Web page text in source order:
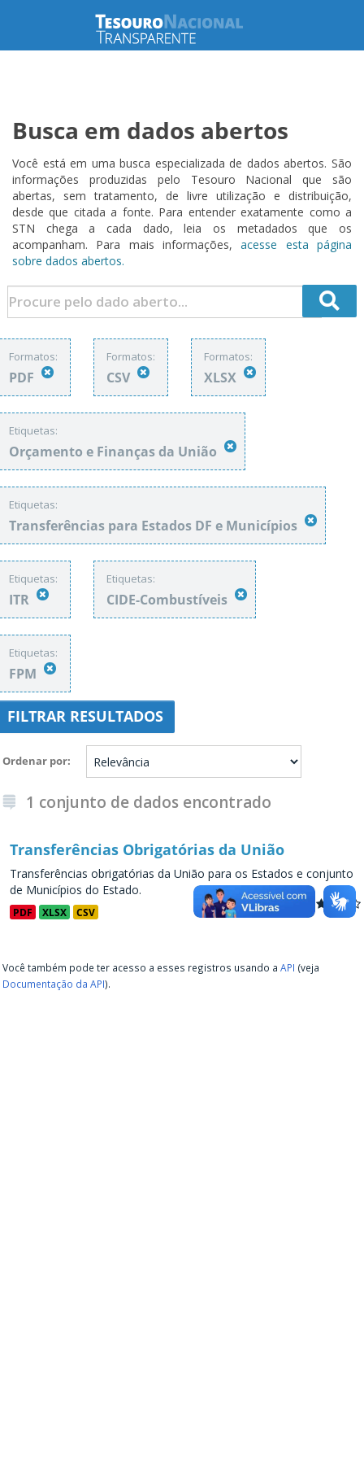
Busca em dados abertos
Você está em uma busca especializada de dados abertos. São
informações produzidas pelo Tesouro Nacional que são
abertas, sem tratamento, de livre utilização e distribuição,
desde que citada a fonte. Para entender exatamente como a
STN chega a cada dado, leia os metadados que os
acompanham. Para mais informações,acesse esta página
sobre dados abertos.
Formatos:
PDF
Formatos:
CSV
Formatos:
XLSX
Etiquetas:
Orçamento e Finanças da União
Etiquetas:
Transferências para Estados DF e Municípios
Etiquetas:
ITR
Etiquetas:
CIDE-Combustíveis
Etiquetas:
FPM
FILTRAR RESULTADOS
Ordenar por
1 conjunto de dados encontrado
Transferências Obrigatórias da União
Transferências obrigatórias da União para os Estados e conjunto
de Municípios do Estado.
PDF XLSX CSV
Você também pode ter acesso a esses registros usando a API (veja
Documentação da API).